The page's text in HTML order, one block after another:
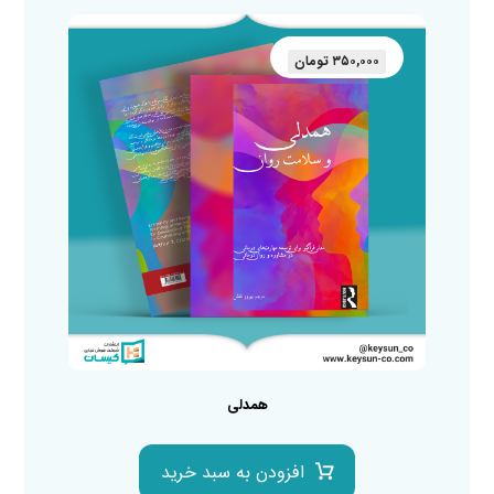
همدلی
۳۵۰,۰۰۰ تومان
افزودن به سبد خرید